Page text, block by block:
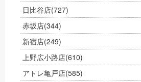
日比谷店(727)
赤坂店(344)
新宿店(249)
上野広小路店(610)
アトレ亀戸店(585)